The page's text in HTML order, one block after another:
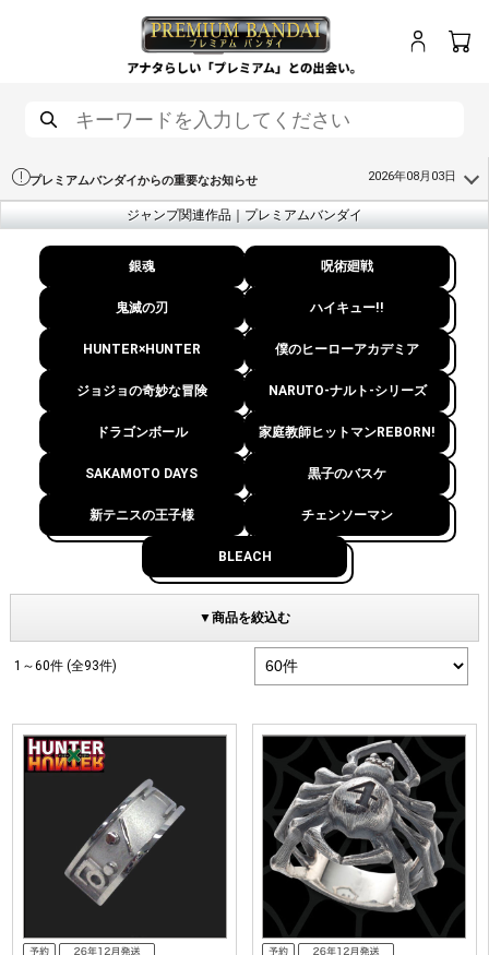
メニュー
プレミアムバンダイからの重要なお知らせ 2026年08月03日
ジャンプ関連作品｜プレミアムバンダイ
銀魂 呪術廻戦
鬼滅の刃 ハイキュー!!
HUNTER×HUNTER 僕のヒーローアカデミア
ジョジョの奇妙な冒険 NARUTO-ナルト-シリーズ
ドラゴンボール 家庭教師ヒットマンREBORN!
SAKAMOTO DAYS 黒子のバスケ
新テニスの王子様 チェンソーマン
BLEACH
▼商品を絞込む
1～60件 (全93件)